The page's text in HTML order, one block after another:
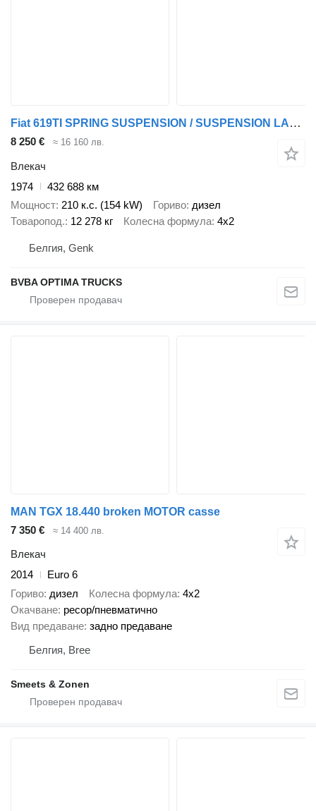
Fiat 619TI SPRING SUSPENSION / SUSPENSION LAMMES
8 250 € ≈ 16 160 лв.
Влекач
1974
432 688 км
Мощност 210 к.с. (154 kW) Гориво дизел
Товаропод. 12 278 кг Колесна формула 4x2
Белгия, Genk
BVBA OPTIMA TRUCKS
MAN TGX 18.440 broken MOTOR casse
7 350 €
≈ 14 400 лв.
Влекач
2014
Euro 6
Гориво дизел Колесна формула 4x2
Окачване ресор/пневматично
Вид предаване задно предаване
Белгия, Bree
Smeets & Zonen